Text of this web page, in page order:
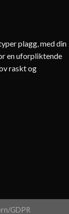
plagg, med din
en uforpliktende
raskt og
GDPR